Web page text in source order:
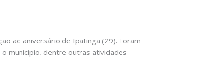
ao aniversário de Ipatinga (29). Foram
município, dentre outras atividades